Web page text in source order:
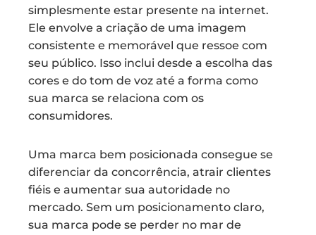
simplesmente estar presente na internet.
Ele envolve a criação de uma imagem
consistente e memorável que ressoe com
seu público. Isso inclui desde a escolha das
cores e do tom de voz até a forma como
sua marca se relaciona com os
consumidores.
Uma marca bem posicionada consegue se
diferenciar da concorrência, atrair clientes
fiéis e aumentar sua autoridade no
mercado. Sem um posicionamento claro,
sua marca pode se perder no mar de